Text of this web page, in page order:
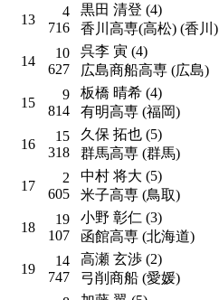
13
4
716
黒田 清登 (4)
香川高専(高松) (香川)
14
10
627
呉李 寅 (4)
広島商船高専 (広島)
15
9
814
板橋 晴希 (4)
有明高専 (福岡)
16
15
318
久保 拓也 (5)
群馬高専 (群馬)
17
2
605
中村 将大 (5)
米子高専 (鳥取)
18
19
107
小野 彰仁 (3)
函館高専 (北海道)
19
14
747
高瀬 玄渉 (2)
弓削商船 (愛媛)